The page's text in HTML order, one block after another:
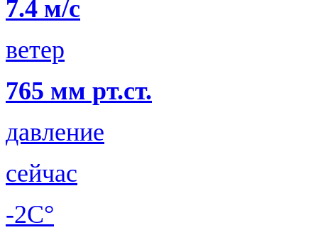
7.4 м/с
ветер
765 мм рт.ст.
давление
сейчас
-2C°